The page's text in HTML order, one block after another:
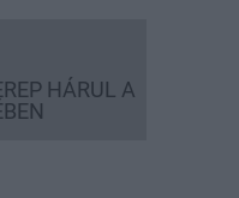
HÁRUL A